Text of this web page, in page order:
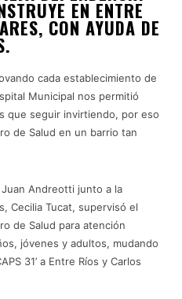
EN ENTRE
CON AYUDA DE
cada establecimiento de
Municipal nos permitió
que seguir invirtiendo, por eso
de Salud en un barrio tan
Andreotti junto a la
Cecilia Tucat, supervisó el
de Salud para atención
jóvenes y adultos, mudando
31’ a Entre Ríos y Carlos